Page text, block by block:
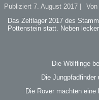
Publiziert 7. August 2017 Von
Das Zeltlager 2017 des
Pottenstein statt. Neben
Die Wölflinge
Die
Die Rover machten